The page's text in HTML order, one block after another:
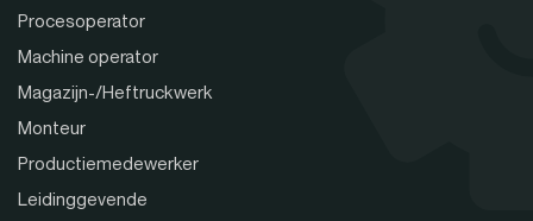
Procesoperator
Machine operator
Magazijn-/Heftruckwerk
Monteur
Productiemedewerker
Leidinggevende